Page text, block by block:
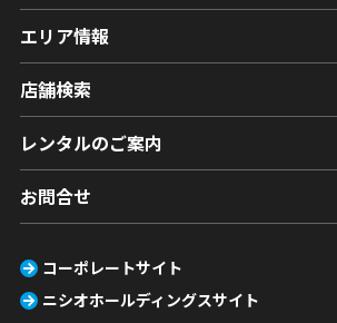
エリア情報
店舗検索
レンタルのご案内
お問合せ
コーポレートサイト
ニシオホールディングスサイト